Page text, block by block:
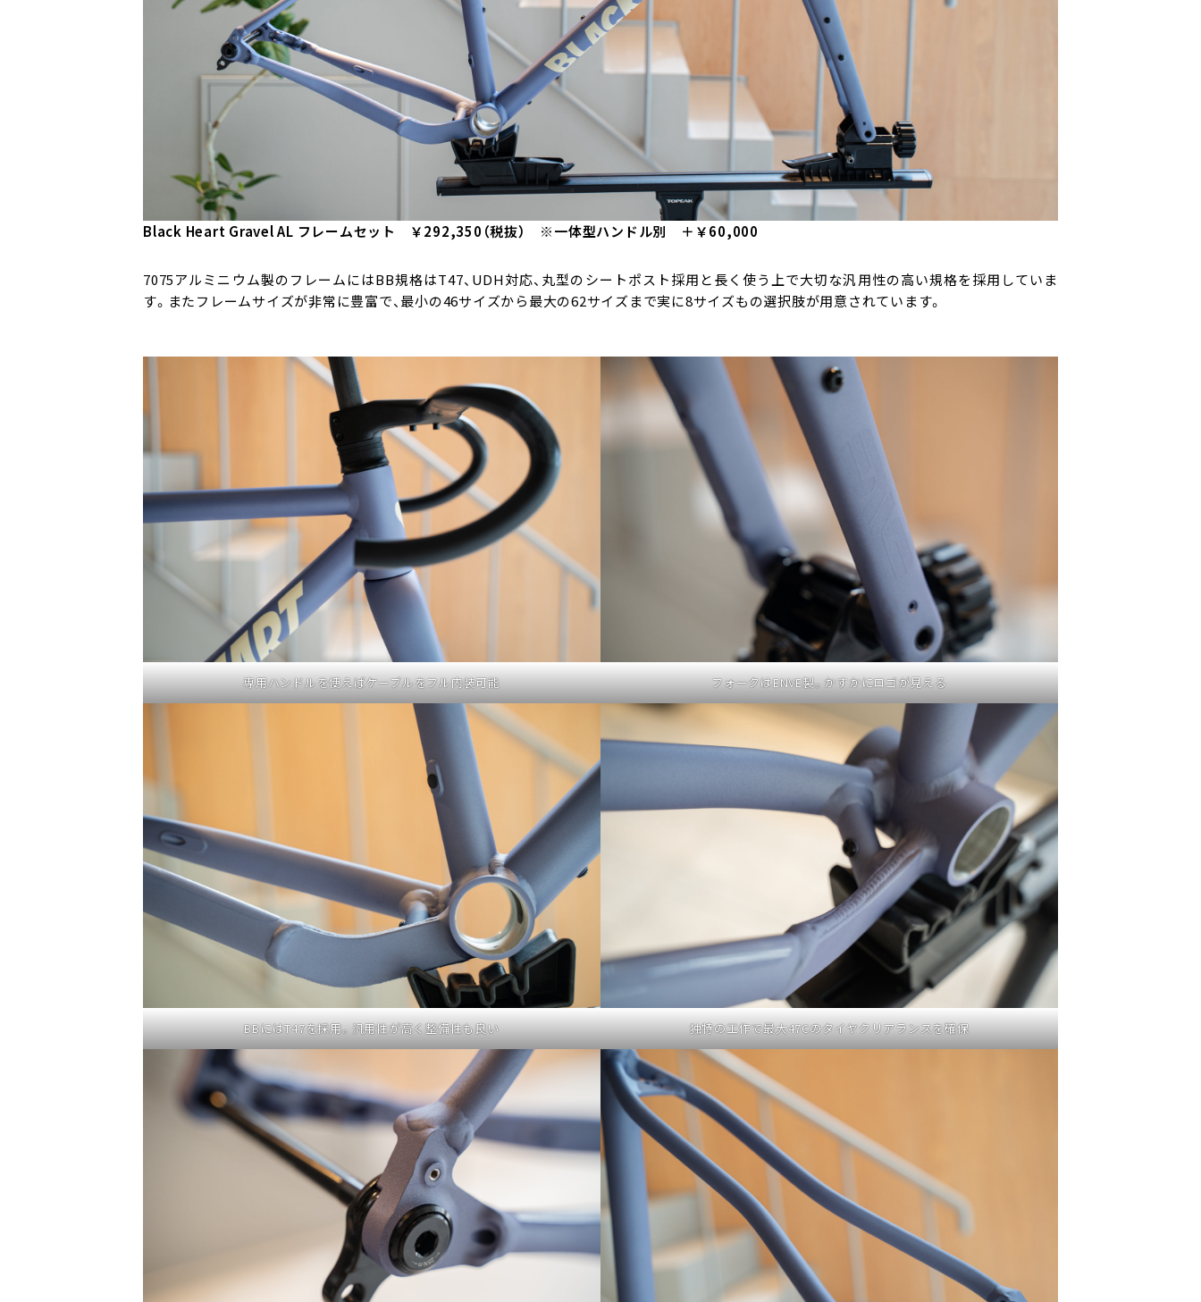
Black Heart Gravel AL フレームセット ￥292,350（税抜） ※一体型ハンドル別 ＋￥60,000
7075アルミニウム製のフレームにはBB規格はT47、UDH対応、丸型のシートポスト採用と長く使う上で大切な汎用性の高い規格を採用していま
す。またフレームサイズが非常に豊富で、最小の46サイズから最大の62サイズまで実に8サイズもの選択肢が用意されています。
専用ハンドルを使えばケーブルをフル内装可能 フォークはENVE製。かすかにロゴが見える
BBにはT47を採用。汎用性が高く整備性も良い 独特の工作で最大47Cのタイヤクリアランスを確保